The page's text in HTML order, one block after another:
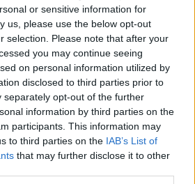
or sensitive information for
us, please use the below opt-out
selection. Please note that after your
you may continue seeing
on personal information utilized by
disclosed to third parties prior to
separately opt-out of the further
information by third parties on the
participants. This information may
to third parties on the IAB’s List of
that may further disclose it to other
krajské zastupitelky Jitky
kraj) bude odpad od této
jiná firma, přičemž se
tepla pro Přerov. "Jisté je, že
připravuje. Původně se zde
nyní to ale má být speciální kotel,
s příměsí biomasy," uvedla.
odpadu řeší již několik let. Dříve
ve městě bude spalovna
obyvatelé odmítali. Zastupitelé
by v takovém případě o záměru